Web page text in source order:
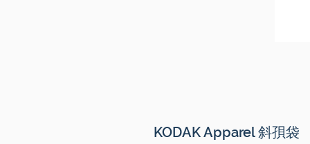
KODAK Apparel 斜孭袋